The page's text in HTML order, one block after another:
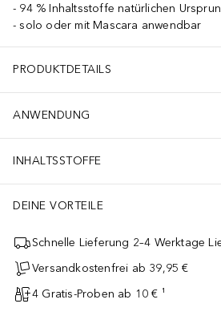
94 % Inhaltsstoffe natürlichen
solo oder mit Mascara anwendbar
PRODUKTDETAILS
ANWENDUNG
INHALTSSTOFFE
DEINE VORTEILE
Schnelle Lieferung 2–4 Werktage
Versandkostenfrei ab 39,95 €
4 Gratis-Proben ab 10 € ¹